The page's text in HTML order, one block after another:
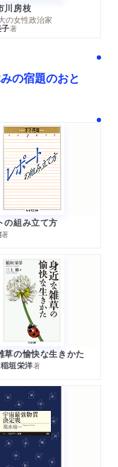
房枝
の女性政治家
著
の宿題のおと
の組み立て方
著
草の愉快な生きかた
稲垣栄洋著